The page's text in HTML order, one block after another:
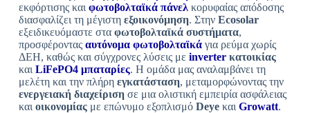
εκφόρτισης και φωτοβολταϊκά πάνελ κορυφαίας απόδοσης
διασφαλίζει τη μέγιστη εξοικονόμηση. Στην Ecosolar
εξειδικευόμαστε στα φωτοβολταϊκά συστήματα,
προσφέροντας αυτόνομα φωτοβολταϊκάγια ρεύμα χωρίς
ΔΕΗ, καθώς και σύγχρονες λύσεις με inverterκατοικίας
και LiFePO4 μπαταρίες. Η ομάδα μας αναλαμβάνει τη
μελέτη και την πλήρη εγκατάσταση, μεταμορφώνοντας την
ενεργειακή διαχείρισησε μια ολιστική εμπειρία ασφάλειας
και οικονομίαςμε επώνυμο εξοπλισμό Deyeκαι Growatt.